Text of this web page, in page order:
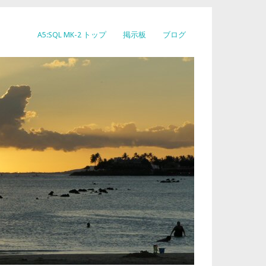
A5:SQL MK-2 トップ 掲示板 ブログ